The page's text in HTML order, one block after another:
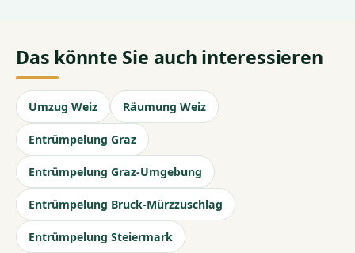
Das könnte Sie auch interessieren
Umzug Weiz Räumung Weiz
Entrümpelung Graz
Entrümpelung Graz-Umgebung
Entrümpelung Bruck-Mürzzuschlag
Entrümpelung Steiermark